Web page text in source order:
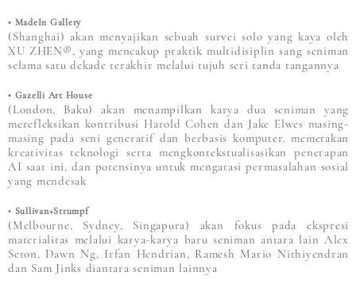
• MadeIn Gallery
(Shanghai) akan menyajikan sebuah survei solo yang kaya oleh
XU ZHEN®, yang mencakup praktik multidisiplin sang seniman
selama satu dekade terakhir melalui tujuh seri tanda tangannya
• Gazelli Art House
(London, Baku) akan menampilkan karya dua seniman yang
merefleksikan kontribusi Harold Cohen dan Jake Elwes masing-
masing pada seni generatif dan berbasis komputer, memetakan
kreativitas teknologi serta mengkontekstualisasikan penerapan
AI saat ini, dan potensinya untuk mengatasi permasalahan sosial
yang mendesak
• Sullivan+Strumpf
(Melbourne, Sydney, Singapura) akan fokus pada ekspresi
materialitas melalui karya-karya baru seniman antara lain Alex
Seton, Dawn Ng, Irfan Hendrian, Ramesh Mario Nithiyendran
dan Sam Jinks diantara seniman lainnya